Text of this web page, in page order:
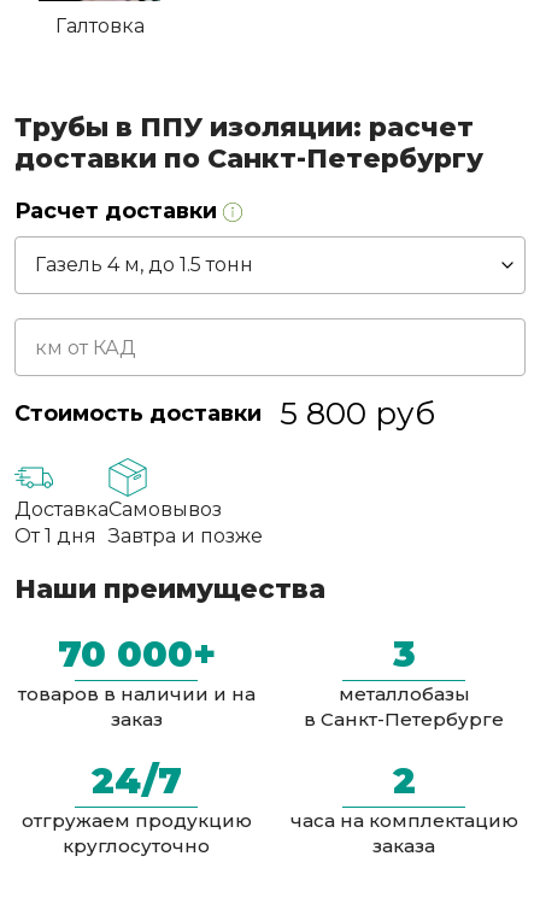
Галтовка
Трубы в ППУ изоляции: расчет
доставки по Санкт-Петербургу
Расчет доставки
Стоимость доставки 5 800 руб
Доставка
От 1 дня
Самовывоз
Завтра и позже
Наши преимущества
70 000+
товаров в наличии и на
заказ
3
металлобазы
в Санкт-Петербурге
24/7
отгружаем продукцию
круглосуточно
2
часа на комплектацию
заказа